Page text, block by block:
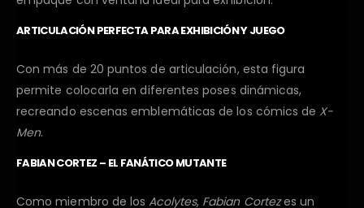
ARTICULACIÓN PERFECTA PARA EXHIBICIÓN Y JUEGO
Con más de 20 puntos de articulación, esta figura
permite colocarla en diferentes poses dinámicas,
recreando escenas emblemáticas de los cómics de X-
Men.
FABIAN CORTEZ – EL FANÁTICO MUTANTE
Como miembro de losAcolytes, Fabian Cortezes un